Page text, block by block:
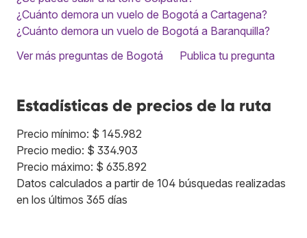
¿Cuánto demora un vuelo de Bogotá a Cartagena?
¿Cuánto demora un vuelo de Bogotá a Baranquilla?
Ver más preguntas de Bogotá
Publica tu pregunta
Estadísticas de precios de la ruta
Precio mínimo: $ 145.982
Precio medio: $ 334.903
Precio máximo: $ 635.892
Datos calculados a partir de 104 búsquedas realizadas
en los últimos 365 días